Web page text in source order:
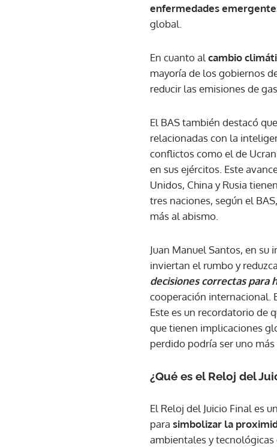
enfermedades
global.
En cuanto al cambio
mayoría de los gobiernos
reducir las emisiones de
El BAS también destacó
relacionadas con la
conflictos como el de
en sus ejércitos. Este
Unidos, China y Rusia
tres naciones, según el
más al abismo.
Juan Manuel Santos, en
inviertan el rumbo y
decisiones correctas para
cooperación internacional.
Este es un recordatorio de
que tienen implicaciones
perdido podría ser uno más
¿Qué es el Reloj del
El Reloj del Juicio Final es
para simbolizar la
ambientales y tecnológicas